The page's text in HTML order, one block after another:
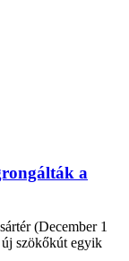
a
(December 1
új szökőkút egyik